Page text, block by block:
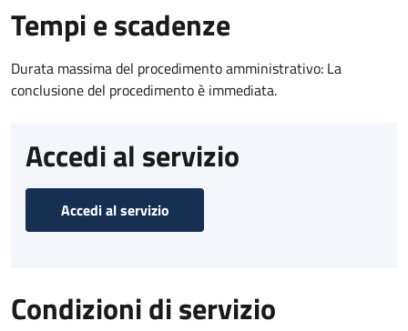
Tempi e scadenze
Durata massima del procedimento amministrativo: La
conclusione del procedimento è immediata.
Accedi al servizio
Accedi al servizio
Condizioni di servizio